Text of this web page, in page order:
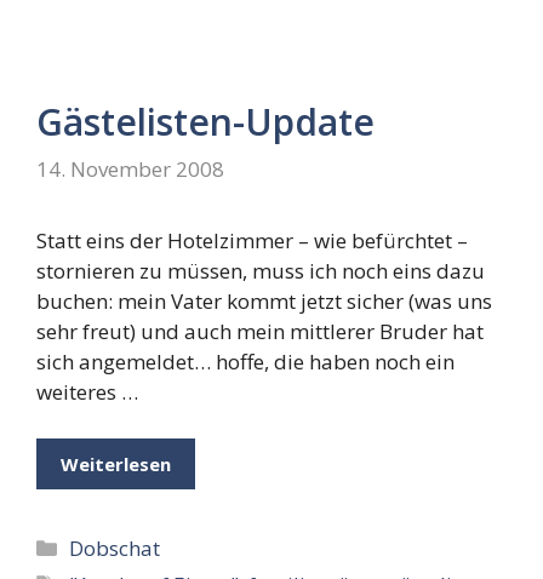
Gästelisten-Update
14. November 2008
Statt eins der Hotelzimmer – wie befürchtet –
stornieren zu müssen, muss ich noch eins dazu
buchen: mein Vater kommt jetzt sicher (was uns
sehr freut) und auch mein mittlerer Bruder hat
sich angemeldet… hoffe, die haben noch ein
weiteres …
Weiterlesen
Kategorien
Dobschat